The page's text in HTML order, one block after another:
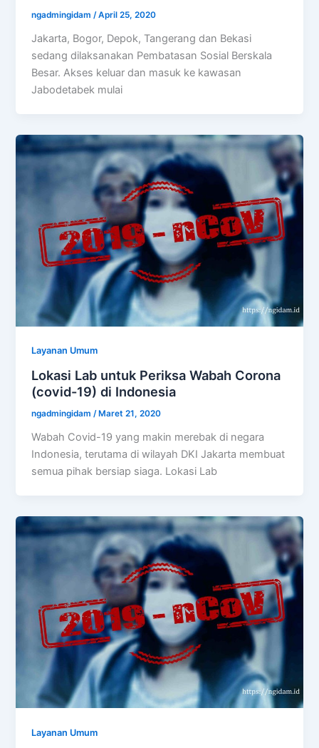
ngadmingidam/April 25, 2020
Jakarta, Bogor, Depok, Tangerang dan Bekasi
sedang dilaksanakan Pembatasan Sosial Berskala
Besar. Akses keluar dan masuk ke kawasan
Jabodetabek mulai
Layanan Umum
Lokasi Lab untuk Periksa Wabah Corona
(covid-19) di Indonesia
ngadmingidam/ Maret 21, 2020
Wabah Covid-19 yang makin merebak di negara
Indonesia, terutama di wilayah DKI Jakarta membuat
semua pihak bersiap siaga. Lokasi Lab
Layanan Umum